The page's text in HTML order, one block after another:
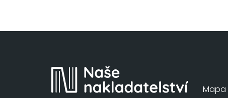
Divý les
Dny v knihkupectví Morisaki
Do temnoty
Mapa